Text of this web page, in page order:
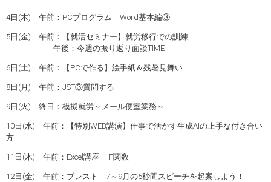
4日(木) 午前：PCプログラム Word基本編③
5日(金) 午前：【就活セミナー】就労移行での訓練
午後：今週の振り返り面談TIME
6日(土) 午前：【PCで作る】絵手紙＆残暑見舞い
8日(月) 午前：JST③質問する
9日(火) 終日：模擬就労～メール便室業務～
10日(水) 午前：【特別WEB講演】仕事で活かす生成AIの上手な付き合い
方
11日(木) 午前：Excel講座 IF関数
12日(金) 午前：ブレスト 7～9月の5秒間スピーチを起案しよう！